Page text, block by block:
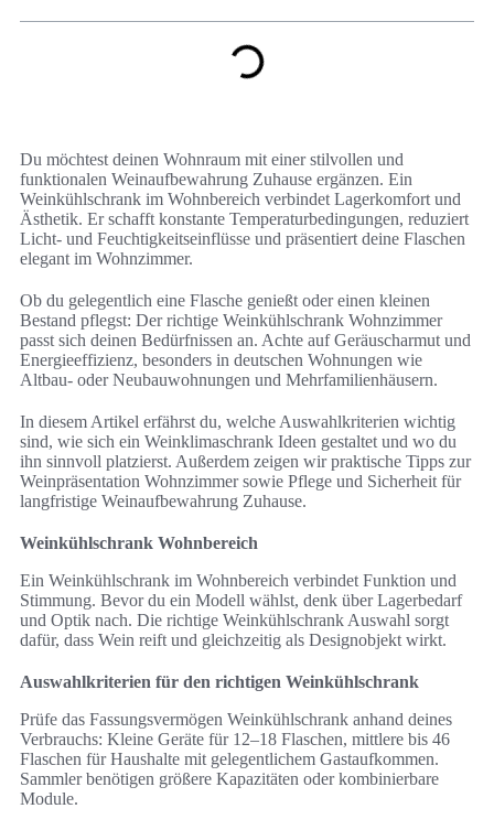
Du möchtest deinen Wohnraum mit einer stilvollen und
funktionalen Weinaufbewahrung Zuhause ergänzen. Ein
Weinkühlschrank im Wohnbereich verbindet Lagerkomfort und
Ästhetik. Er schafft konstante Temperaturbedingungen, reduziert
Licht- und Feuchtigkeitseinflüsse und präsentiert deine Flaschen
elegant im Wohnzimmer.
Ob du gelegentlich eine Flasche genießt oder einen kleinen
Bestand pflegst: Der richtige Weinkühlschrank Wohnzimmer
passt sich deinen Bedürfnissen an. Achte auf Geräuscharmut und
Energieeffizienz, besonders in deutschen Wohnungen wie
Altbau- oder Neubauwohnungen und Mehrfamilienhäusern.
In diesem Artikel erfährst du, welche Auswahlkriterien wichtig
sind, wie sich ein Weinklimaschrank Ideen gestaltet und wo du
ihn sinnvoll platzierst. Außerdem zeigen wir praktische Tipps zur
Weinpräsentation Wohnzimmer sowie Pflege und Sicherheit für
langfristige Weinaufbewahrung Zuhause.
Weinkühlschrank Wohnbereich
Ein Weinkühlschrank im Wohnbereich verbindet Funktion und
Stimmung. Bevor du ein Modell wählst, denk über Lagerbedarf
und Optik nach. Die richtige Weinkühlschrank Auswahl sorgt
dafür, dass Wein reift und gleichzeitig als Designobjekt wirkt.
Auswahlkriterien für den richtigen Weinkühlschrank
Prüfe das Fassungsvermögen Weinkühlschrank anhand deines
Verbrauchs: Kleine Geräte für 12–18 Flaschen, mittlere bis 46
Flaschen für Haushalte mit gelegentlichem Gastaufkommen.
Sammler benötigen größere Kapazitäten oder kombinierbare
Module.